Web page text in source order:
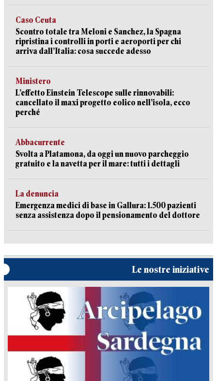
Caso Ceuta
Scontro totale tra Meloni e Sanchez, la Spagna
ripristina i controlli in porti e aeroporti per chi
arriva dall’Italia: cosa succede adesso
Ministero
L’effetto Einstein Telescope sulle rinnovabili:
cancellato il maxi progetto eolico nell’isola, ecco
perché
Abbacurrente
Svolta a Platamona, da oggi un nuovo parcheggio
gratuito e la navetta per il mare: tutti i dettagli
La denuncia
Emergenza medici di base in Gallura: 1.500 pazienti
senza assistenza dopo il pensionamento del dottore
Le nostre iniziative